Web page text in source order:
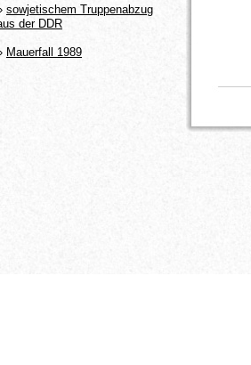
sowjetischem Truppenabzug
der DDR
Mauerfall 1989